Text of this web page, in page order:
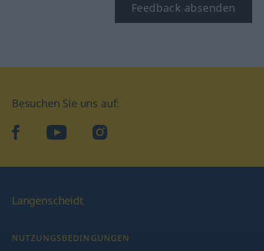
Feedback absenden
Besuchen Sie uns auf:
facebookYouTube Instagram
Langenscheidt
NUTZUNGSBEDINGUNGEN